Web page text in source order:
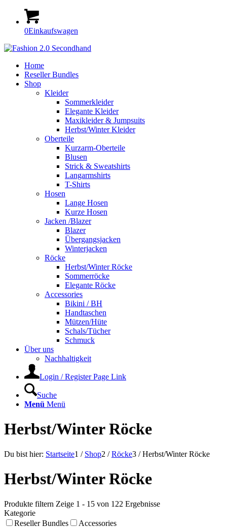
0Einkaufswagen
Home
Reseller Bundles
Shop
Kleider
Sommerkleider
Elegante Kleider
Maxikleider & Jumpsuits
Herbst/Winter Kleider
Oberteile
Kurzarm-Oberteile
Blusen
Strick & Sweatshirts
Langarmshirts
T-Shirts
Hosen
Lange Hosen
Kurze Hosen
Jacken /Blazer
Blazer
Übergangsjacken
Winterjacken
Röcke
Herbst/Winter Röcke
Sommerröcke
Elegante Röcke
Accessories
Bikini / BH
Handtaschen
Mützen/Hüte
Schals/Tücher
Schmuck
Über uns
Nachhaltigkeit
Login / Register Page Link
Suche
Menü Menü
Herbst/Winter Röcke
Du bist hier: Startseite1 / Shop2 / Röcke3 / Herbst/Winter Röcke
Herbst/Winter Röcke
Produkte filtern Zeige 1 - 15 von 122 Ergebnisse
Kategorie
Reseller Bundles
Accessories